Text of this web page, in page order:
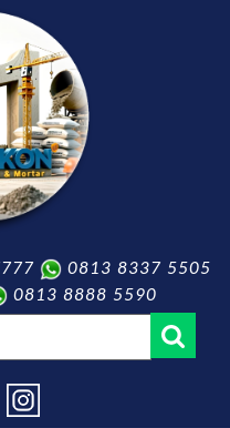
0813 8337 5505
0813 8888 5590